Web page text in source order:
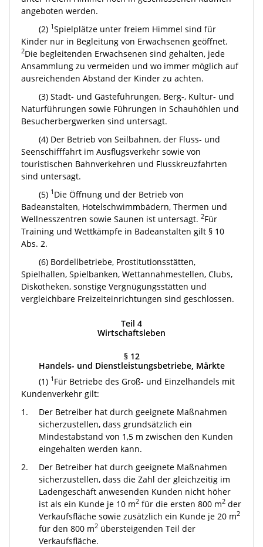
angeboten werden.
(2) 1Spielplätze unter freiem Himmel sind für
Kinder nur in Begleitung von Erwachsenen geöffnet.
2Die begleitenden Erwachsenen sind gehalten, jede
Ansammlung zu vermeiden und wo immer möglich auf
ausreichenden Abstand der Kinder zu achten.
(3) Stadt- und Gästeführungen, Berg-, Kultur- und
Naturführungen sowie Führungen in Schauhöhlen und
Besucherbergwerken sind untersagt.
(4) Der Betrieb von Seilbahnen, der Fluss- und
Seenschifffahrt im Ausflugsverkehr sowie von
touristischen Bahnverkehren und Flusskreuzfahrten
sind untersagt.
(5) 1 Die Öffnung und der Betrieb von
Badeanstalten, Hotelschwimmbädern, Thermen und
Wellnesszentren sowie Saunen ist untersagt. 2Für
Training und Wettkämpfe in Badeanstalten gilt § 10
Abs. 2.
(6) Bordellbetriebe, Prostitutionsstätten,
Spielhallen, Spielbanken, Wettannahmestellen, Clubs,
Diskotheken, sonstige Vergnügungsstätten und
vergleichbare Freizeiteinrichtungen sind geschlossen.
Teil 4
Wirtschaftsleben
§ 12
Handels- und Dienstleistungsbetriebe, Märkte
(1) 1 Für Betriebe des Groß- und Einzelhandels mit
Kundenverkehr gilt:
1.
Der Betreiber hat durch geeignete Maßnahmen
sicherzustellen, dass grundsätzlich ein
Mindestabstand von 1,5 m zwischen den Kunden
eingehalten werden kann.
2.
Der Betreiber hat durch geeignete Maßnahmen
sicherzustellen, dass die Zahl der gleichzeitig im
Ladengeschäft anwesenden Kunden nicht höher
ist als ein Kunde je 10 m2 für die ersten 800 m2 der
Verkaufsfläche sowie zusätzlich ein Kunde je 20 m2
für den 800 m2 übersteigenden Teil der
Verkaufsfläche.